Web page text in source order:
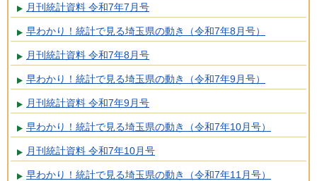
月刊統計資料 令和7年7月号
早わかり！統計で見る埼玉県の動き（令和7年8月号）
月刊統計資料 令和7年8月号
早わかり！統計で見る埼玉県の動き（令和7年9月号）
月刊統計資料 令和7年9月号
早わかり！統計で見る埼玉県の動き（令和7年10月号）
月刊統計資料 令和7年10月号
早わかり！統計で見る埼玉県の動き（令和7年11月号）